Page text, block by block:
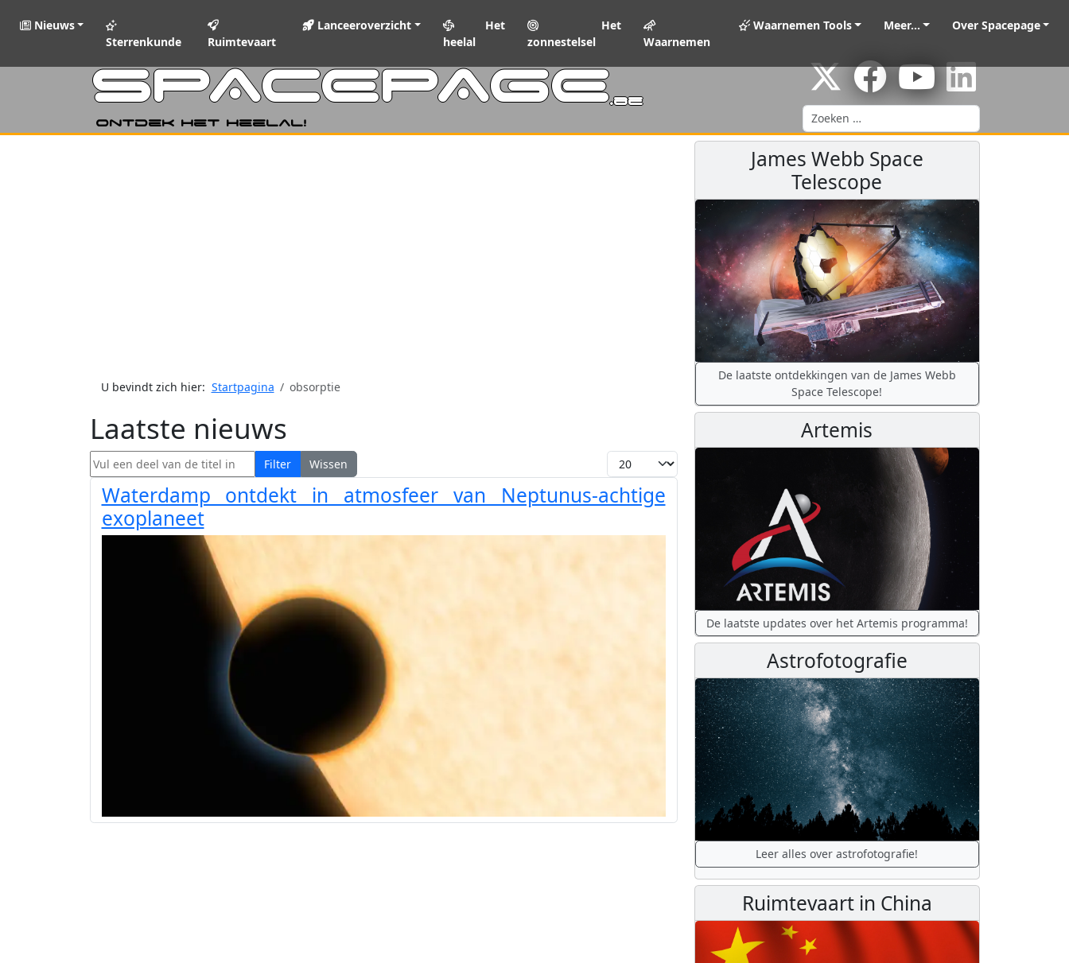
Nieuws
Sterrenkunde
Ruimtevaart
Lanceeroverzicht
Het
heelal
Het
zonnestelsel
Waarnemen
Waarnemen Tools Meer... Over Spacepage
SPACEPAGE.be
Ontdek het heelal!
Zoeken
U bevindt zich hier: Startpagina obsorptie
Laatste nieuws
Vul een deel van de titel in Filter Wissen Toon #
Waterdamp ontdekt in atmosfeer van Neptunus-achtige
exoplaneet
James Webb Space
Telescope
De laatste ontdekkingen van de James Webb
Space Telescope!
Artemis
De laatste updates over het Artemis programma!
Astrofotografie
Leer alles over astrofotografie!
Ruimtevaart in China